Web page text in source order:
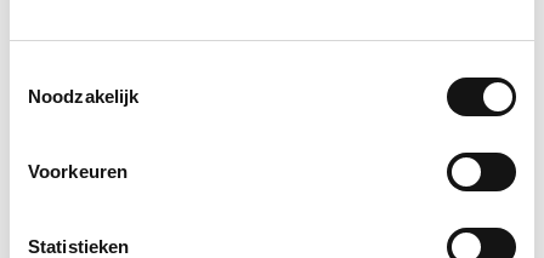
Noodzakelijk
Voorkeuren
Statistieken
Adres*